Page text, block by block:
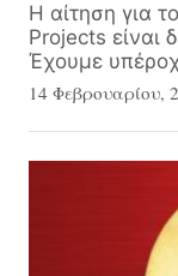
Η αίτηση για
Projects είναι
Έχουμε
14 Φεβρουαρίου,